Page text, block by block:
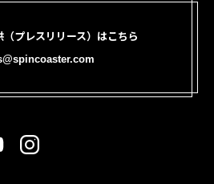
（プレスリリース）はこちら